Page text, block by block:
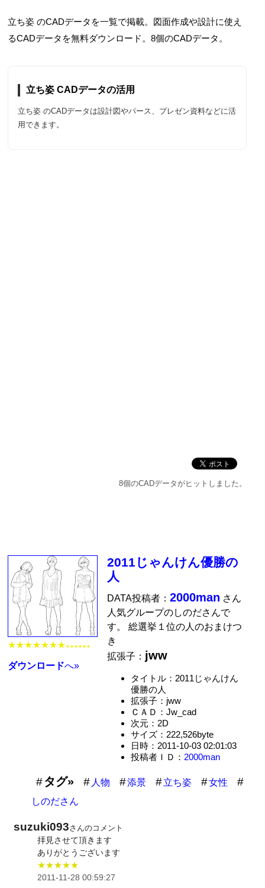
立ち姿 のCADデータを一覧で掲載。図面作成や設計に使え
るCADデータを無料ダウンロード。8個のCADデータ。
立ち姿 CADデータの活用
立ち姿 のCADデータは設計図やパース、プレゼン資料などに活
用できます。
8個のCADデータがヒットしました。
★★★★★★★ ★★★★★★
ダウンロードへ»
2011じゃんけん優勝の
人
DATA投稿者：2000man さん
人気グループのしのださんで
す。 総選挙１位の人のおまけつ
き
拡張子： jww
タイトル：2011じゃんけん
優勝の人
拡張子：jww
ＣＡＤ：Jw_cad
次元：2D
サイズ：222,526byte
日時：2011-10-03 02:01:03
投稿者ＩＤ： 2000man
タグ» 人物 添景 立ち姿
女性
しのださん
suzuki093さんのコメント
拝見させて頂きます
ありがとうございます
★★★★★
2011-11-28 00:59:27